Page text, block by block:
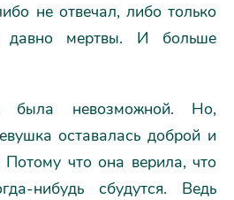
не отвечал, либо только
давно мертвы. И больше
невозможной. Но,
оставалась доброй и
что она верила, что
нибудь сбудутся. Ведь